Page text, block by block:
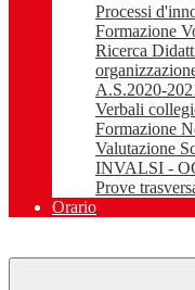
Processi
Formazione
Ricerca
A.S.2020-
Verbali
Formazione
Valutazione
INVALSI -
Prove
Orario